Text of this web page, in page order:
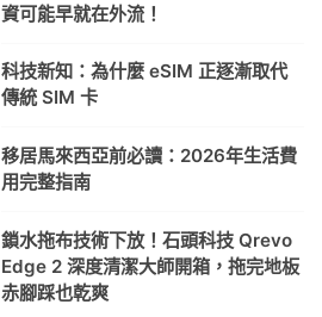
資可能早就在外流！
科技新知：為什麼 eSIM 正逐漸取代
傳統 SIM 卡
移居馬來西亞前必讀：2026年生活費
用完整指南
鎖水拖布技術下放！石頭科技 Qrevo
Edge 2 深度清潔大師開箱，拖完地板
赤腳踩也乾爽